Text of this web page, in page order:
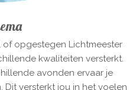
opgestegen Lichtmeester
kwaliteiten versterkt.
avonden ervaar je
Dit versterkt jou in het voelen